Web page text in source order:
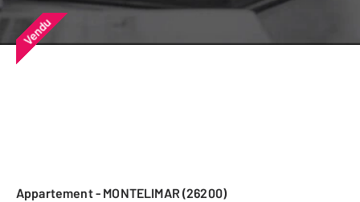
Vendu
Appartement - MONTELIMAR (26200)